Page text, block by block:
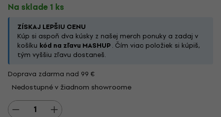
Na sklade 1 ks
ZÍSKAJ LEPŠIU CENU
Kúp si aspoň dva kúsky z našej merch ponuky a zadaj v
košíku kód na zľavu MASHUP. Čím viac položiek si kúpiš,
tým vyššiu zľavu dostaneš.
Doprava zdarma nad 99 €
Nedostupné v žiadnom showroome